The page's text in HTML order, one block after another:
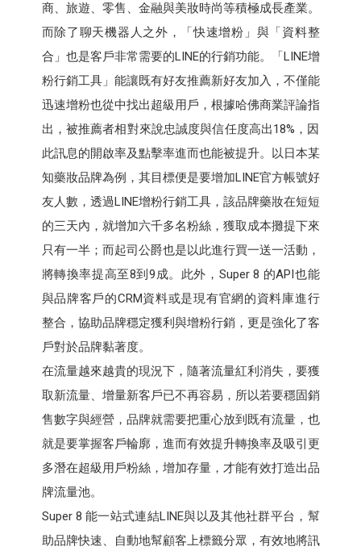
商、旅遊、零售、金融與美妝時尚等積極成長產業。
而除了聊天機器人之外，「快速增粉」與「資料整
合」也是客戶非常需要的LINE的行銷功能。「LINE增
粉行銷工具」能讓既有好友推薦新好友加入，不僅能
迅速增粉也從中找出超級用戶，根據哈佛商業評論指
出，被推薦者相對來說忠誠度與信任度高出18%，因
此訊息的開啟率及點擊率進而也能被提升。以日本某
知藥妝品牌為例，其目標便是要增加LINE官方帳號好
友人數，透過LINE增粉行銷工具，該品牌藥妝在短短
的三天內，就增加六千多名粉絲，獲取成本攤提下來
只有一半；而起司公爵也是以此進行買一送一活動，
將轉換率提高至8到9成。此外，Super 8 的API也能
與品牌客戶的CRM資料或是現有官網的資料庫進行
整合，協助品牌穩定獲利與增粉行銷，更是強化了客
戶對於品牌黏著度。
在流量越來越貴的現況下，隨著流量紅利消失，要獲
取新流量、增量新客戶已不再容易，所以若要穩固銷
售數字與經營，品牌就需要把重心放到既有流量，也
就是要掌握客戶輪廓，進而有效提升轉換率及吸引更
多潛在超級用戶粉絲，增加存量，才能有效打造出品
牌流量池。
Super 8 能一站式連結LINE與以及其他社群平台，幫
助品牌快速、自動地幫顧客上標籤分眾，有效地將訊